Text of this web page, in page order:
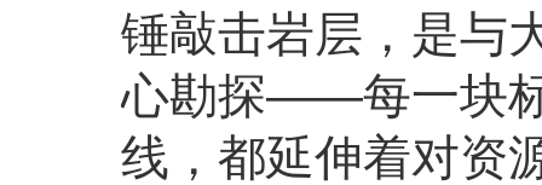
锤敲击岩层，是与
心勘探——每一块
线，都延伸着对资